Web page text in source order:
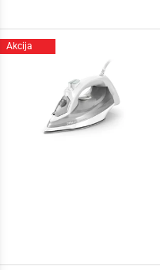
Akcija